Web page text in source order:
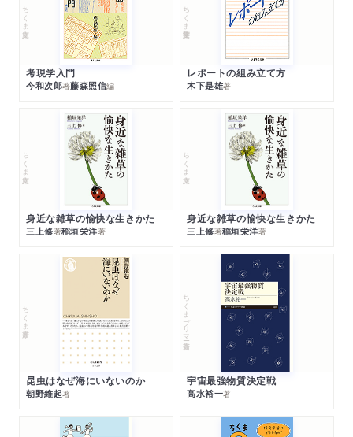
ちくま文庫
考現学入門
今和次郎著藤森照信編
ちくま学芸文庫
レポートの組み立て方
木下是雄著
ちくま文庫
身近な雑草の愉快な生きかた
三上修著稲垣栄洋著
ちくま文庫
身近な雑草の愉快な生きかた
三上修著稲垣栄洋著
ちくま新書
昆虫はなぜ海にいないのか
朝野維起著
ちくまプリマー新書
宇宙最強物質決定戦
高水裕一著